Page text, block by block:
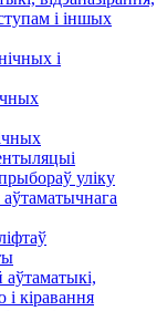
і іншых
і
уліку
аўтаматычнага
і кіравання